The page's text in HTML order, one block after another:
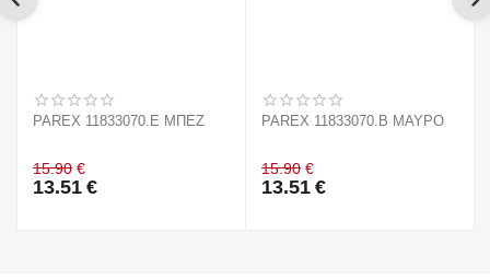
PAREX 11833070.E ΜΠΕΖ
15.90 €
13.51 €
PAREX 11833070.B ΜΑΥΡΟ
15.90 €
13.51 €